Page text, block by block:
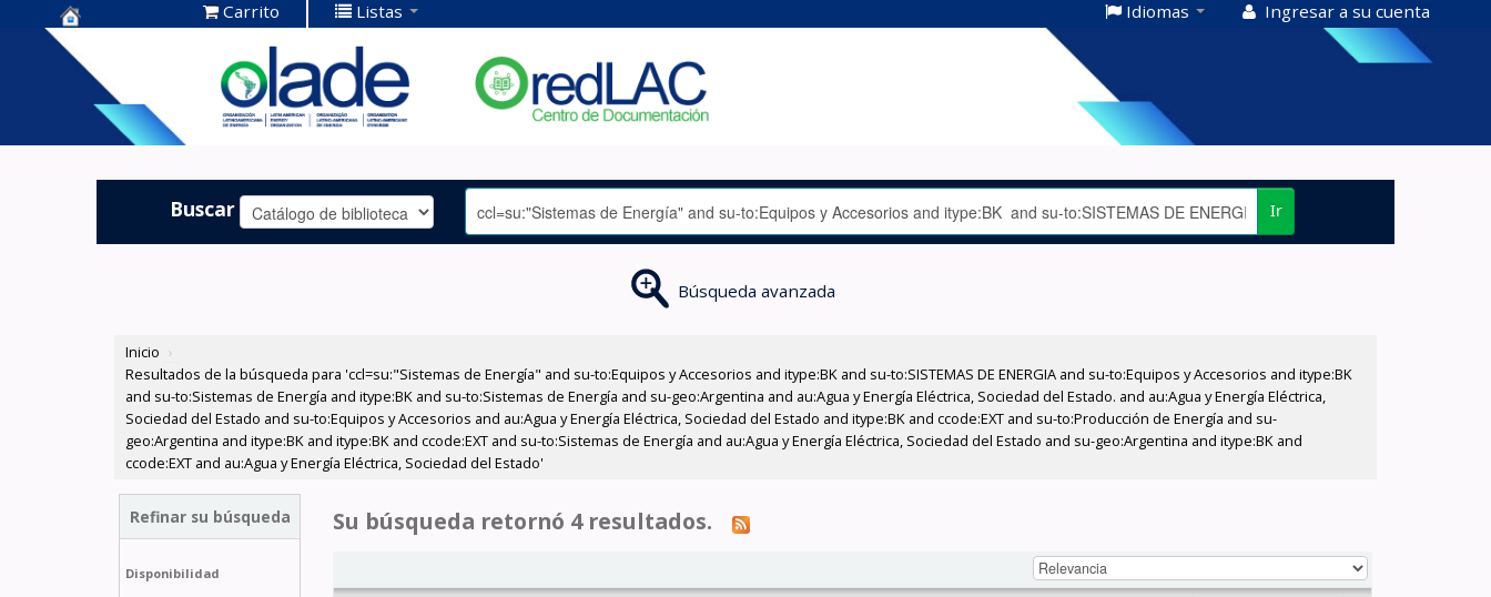
Centro de
Documentación
OLADE -
Carrito Listas Idiomas Ingresar a su cuenta
Buscar Ir
Búsqueda avanzada
Inicio ›
Resultados de la búsqueda para 'ccl=su:"Sistemas de Energía" and su-to:Equipos y Accesorios and itype:BK and su-to:SISTEMAS DE ENERGIA and su-to:Equipos y Accesorios and itype:BK
and su-to:Sistemas de Energía and itype:BK and su-to:Sistemas de Energía and su-geo:Argentina and au:Agua y Energía Eléctrica, Sociedad del Estado. and au:Agua y Energía Eléctrica,
Sociedad del Estado and su-to:Equipos y Accesorios and au:Agua y Energía Eléctrica, Sociedad del Estado and itype:BK and ccode:EXT and su-to:Producción de Energía and su-
geo:Argentina and itype:BK and itype:BK and ccode:EXT and su-to:Sistemas de Energía and au:Agua y Energía Eléctrica, Sociedad del Estado and su-geo:Argentina and itype:BK and
ccode:EXT and au:Agua y Energía Eléctrica, Sociedad del Estado'
Refinar su búsqueda
Disponibilidad
Su búsqueda retornó 4 resultados.